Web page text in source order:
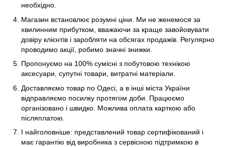
необхідно.
Магазин встановлює розумні ціни. Ми не женемося за
хвилинним прибутком, вважаючи за краще завойовувати
довіру клієнтів і заробляти на обсягах продажів. Регулярно
проводимо акції, робимо значні знижки.
Пропонуємо на 100% сумісні з побутовою технікою
аксесуари, супутні товари, витратні матеріали.
Доставляємо товар по Одесі, а в інші міста України
відправляємо посилку протягом доби. Працюємо
організовано і швидко. Можлива оплата карткою або
післяплатою.
І найголовніше: представлений товар сертифікований і
має гарантію від виробника з сервісною підтримкою в